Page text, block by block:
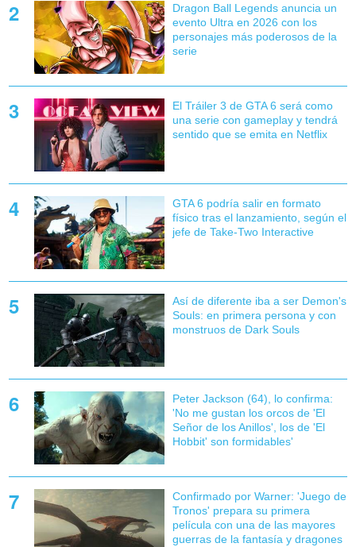
Dragon Ball Legends anuncia un
evento Ultra en 2026 con los
personajes más poderosos de la
serie
El Tráiler 3 de GTA 6 será como
una serie con gameplay y tendrá
sentido que se emita en Netflix
GTA 6 podría salir en formato
físico tras el lanzamiento, según el
jefe de Take-Two Interactive
Así de diferente iba a ser Demon's
Souls: en primera persona y con
monstruos de Dark Souls
Peter Jackson (64), lo confirma:
'No me gustan los orcos de 'El
Señor de los Anillos', los de 'El
Hobbit' son formidables'
Confirmado por Warner: 'Juego de
Tronos' prepara su primera
película con una de las mayores
guerras de la fantasía y dragones